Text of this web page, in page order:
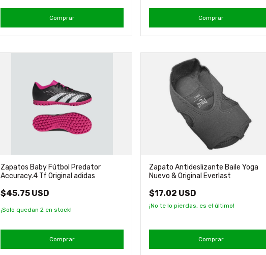
Comprar Comprar
Zapatos Baby Fútbol Predator
Accuracy.4 Tf Original adidas
$45.75 USD
¡Solo quedan2 en stock!
Comprar
Zapato Antideslizante Baile Yoga
Nuevo & Original Everlast
$17.02 USD
¡No te lo pierdas, es el último!
Comprar